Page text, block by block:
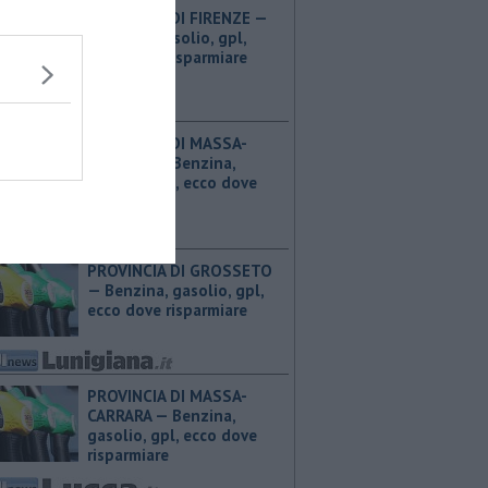
PROVINCIA DI FIRENZE — ​
Benzina, gasolio, gpl,
ecco dove risparmiare
PROVINCIA DI MASSA-
CARRARA — ​Benzina,
gasolio, gpl, ecco dove
PROVINCIA DI GROSSETO
— ​Benzina, gasolio, gpl,
ecco dove risparmiare
PROVINCIA DI MASSA-
CARRARA — ​Benzina,
gasolio, gpl, ecco dove
risparmiare